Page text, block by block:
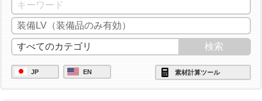
JP EN 素材計算ツール